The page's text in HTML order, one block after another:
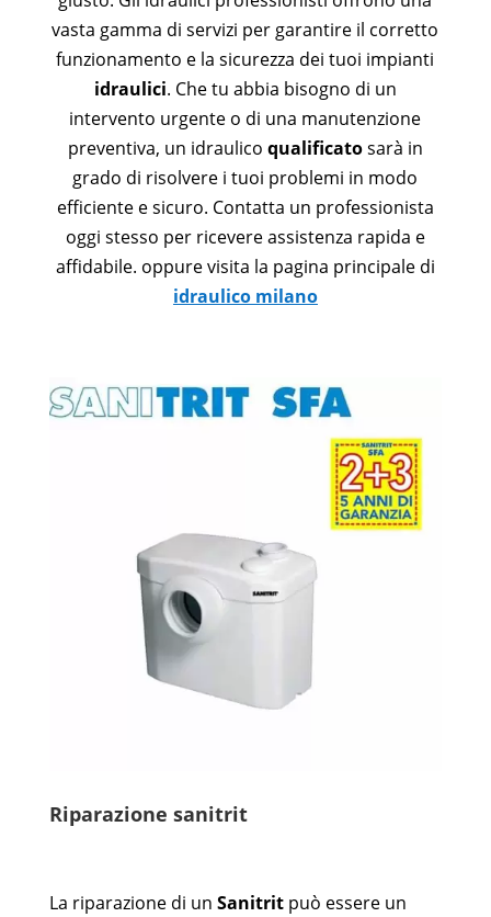
vasta gamma di servizi per garantire il corretto
funzionamento e la sicurezza dei tuoi impianti
idraulici. Che tu abbia bisogno di un
intervento urgente o di una manutenzione
preventiva, un idraulico qualificatosarà in
grado di risolvere i tuoi problemi in modo
efficiente e sicuro. Contatta un professionista
oggi stesso per ricevere assistenza rapida e
affidabile. oppure visita la pagina principale di
idraulico milano
Riparazione sanitrit
La riparazione di un Sanitrit può essere un